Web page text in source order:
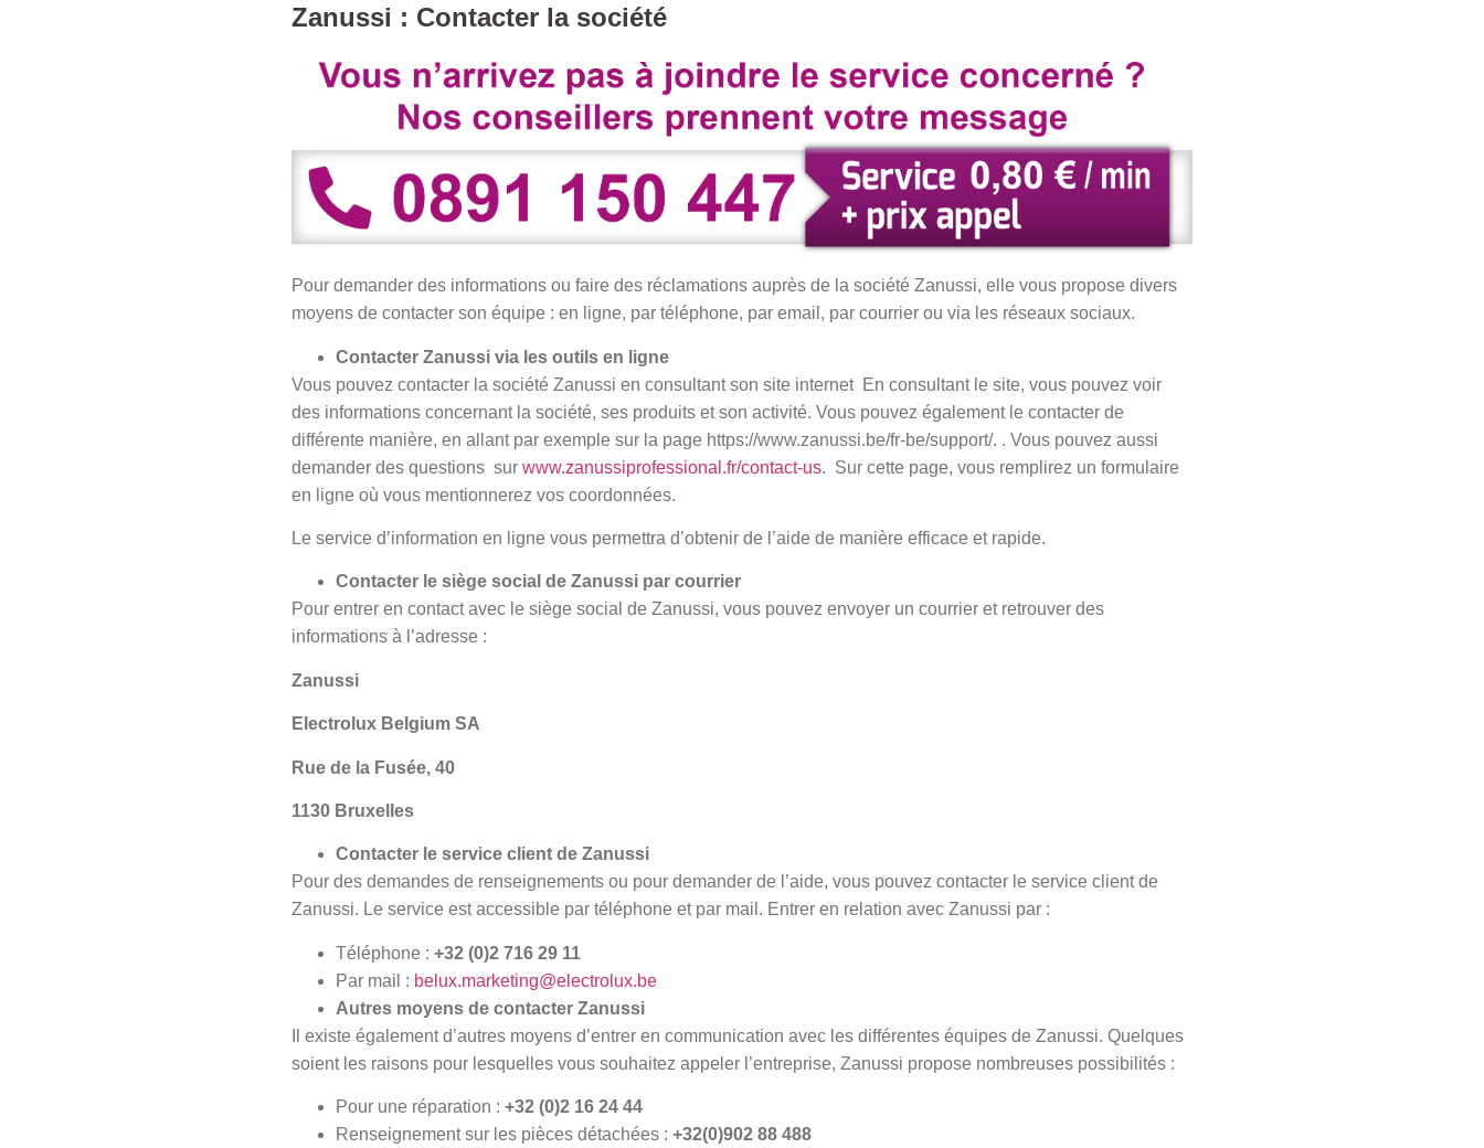
Zanussi : Contacter la société
Pour demander des informations ou faire des réclamations auprès de la société Zanussi, elle vous propose divers
moyens de contacter son équipe : en ligne, par téléphone, par email, par courrier ou via les réseaux sociaux.
Contacter Zanussi via les outils en ligne
Vous pouvez contacter la société Zanussi en consultant son site internet En consultant le site, vous pouvez voir
des informations concernant la société, ses produits et son activité. Vous pouvez également le contacter de
différente manière, en allant par exemple sur la page https://www.zanussi.be/fr-be/support/. . Vous pouvez aussi
demander des questions sur www.zanussiprofessional.fr/contact-us. Sur cette page, vous remplirez un formulaire
en ligne où vous mentionnerez vos coordonnées.
Le service d’information en ligne vous permettra d’obtenir de l’aide de manière efficace et rapide.
Contacter le siège social de Zanussi par courrier
Pour entrer en contact avec le siège social de Zanussi, vous pouvez envoyer un courrier et retrouver des
informations à l’adresse :
Zanussi
Electrolux Belgium SA
Rue de la Fusée, 40
1130 Bruxelles
Contacter le service client de Zanussi
Pour des demandes de renseignements ou pour demander de l’aide, vous pouvez contacter le service client de
Zanussi. Le service est accessible par téléphone et par mail. Entrer en relation avec Zanussi par :
Téléphone : +32 (0)2 716 29 11
Par mail : belux.marketing@electrolux.be
Autres moyens de contacter Zanussi
Il existe également d’autres moyens d’entrer en communication avec les différentes équipes de Zanussi. Quelques
soient les raisons pour lesquelles vous souhaitez appeler l’entreprise, Zanussi propose nombreuses possibilités :
Pour une réparation : +32 (0)2 16 24 44
Renseignement sur les pièces détachées : +32(0)902 88 488